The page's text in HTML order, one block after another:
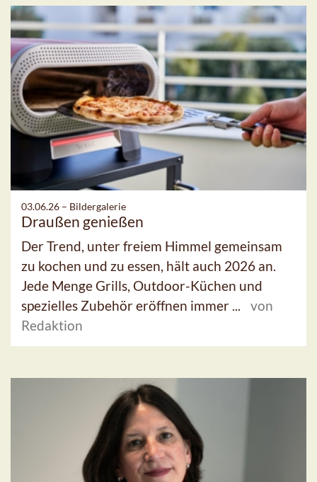
03.06.26 – Bildergalerie
Draußen genießen
Der Trend, unter freiem Himmel gemeinsam
zu kochen und zu essen, hält auch 2026 an.
Jede Menge Grills, Outdoor-Küchen und
spezielles Zubehör eröffnen immer ...
von
Redaktion